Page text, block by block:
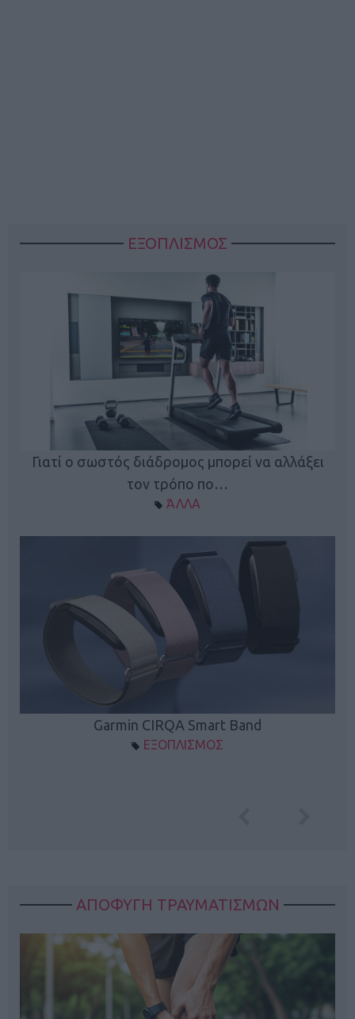
ΕΞΟΠΛΙΣΜΟΣ
Γιατί ο σωστός διάδρομος μπορεί να αλλάξει
τον τρόπο πο…
ΆΛΛΑ
Garmin CIRQA Smart Band
ΕΞΟΠΛΙΣΜΟΣ
ΑΠΟΦΥΓΗ ΤΡΑΥΜΑΤΙΣΜΩΝ